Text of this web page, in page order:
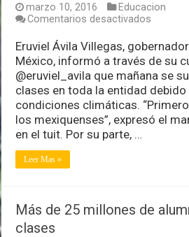
marzo 10, 2016
Educacion
Comentarios desactivados
viento
y
lluvia,
clases
en
el
Edomex
Eruviel Ávila Villegas,
México, informó a través de su
@eruviel_avila que mañana se
clases en toda la entidad debido
condiciones climáticas.
los mexiquenses”, expresó el
en el tuit. Por su parte, …
Leer Mas »
Más de 25 millones de
clases